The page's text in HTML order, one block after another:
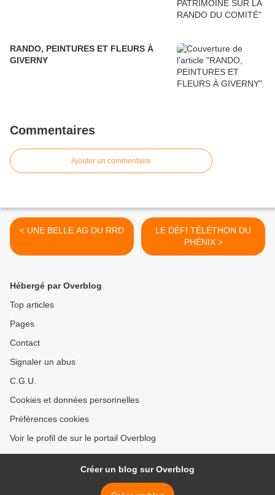
RANDO, PEINTURES ET FLEURS À
GIVERNY
Commentaires
Ajouter un commentaire
< UNE BELLE AG DU RRD
LE DÉFI TÉLÉTHON DU
PHÉNIX >
Hébergé par Overblog
Top articles
Pages
Contact
Signaler un abus
C.G.U.
Cookies et données personnelles
Préférences cookies
Voir le profil de sur le portail Overblog
Créer un blog sur Overblog